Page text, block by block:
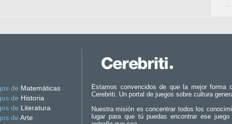
de Matemáticas
de Historia
de Literatura
de Arte
Estamos convencidos de que la mejor forma
Cerebriti. Un portal de juegos sobre cultura
Nuestra misión es concentrar todos los
lugar para que tú puedas encontrar ese